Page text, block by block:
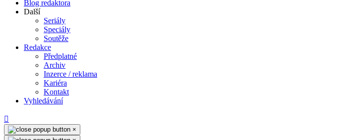
Blog redaktora
Další
Seriály
Speciály
Soutěže
Redakce
Předplatné
Archiv
Inzerce / reklama
Kariéra
Kontakt
Vyhledávání
×